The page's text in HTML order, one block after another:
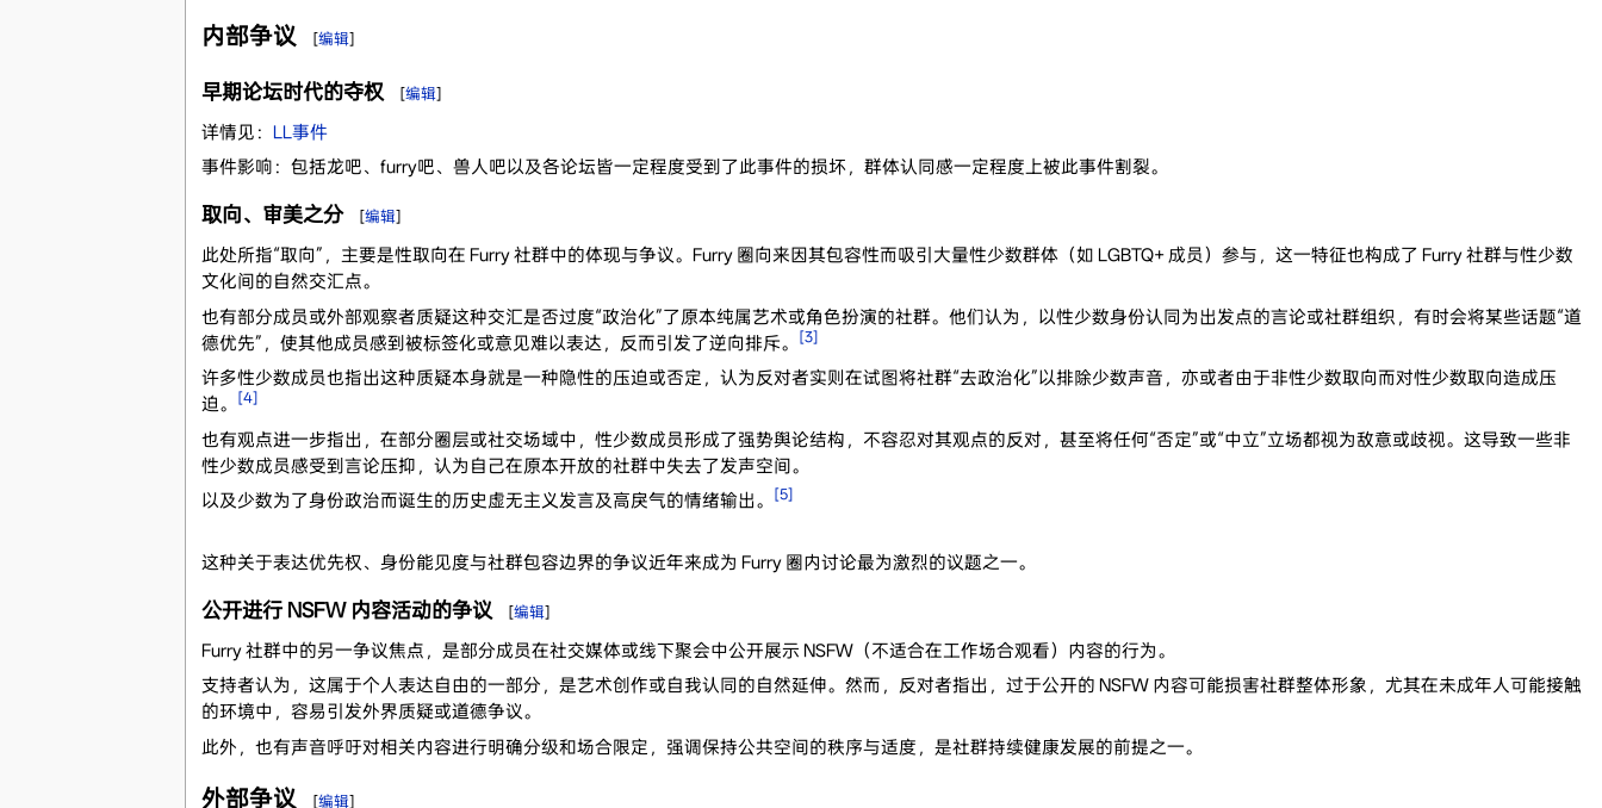
内部争议 [编辑]
早期论坛时代的夺权 [编辑]
详情见： LL事件
事件影响：包括龙吧、furry吧、兽人吧以及各论坛皆一定程度受到了此事件的损坏，群体认同感一定程度上被此事件割裂。
取向、审美之分 [编辑]
此处所指“取向”，主要是性取向在 Furry 社群中的体现与争议。Furry 圈向来因其包容性而吸引大量性少数群体（如 LGBTQ+ 成员）参与，这一特征也构成了 Furry 社群与性少数
文化间的自然交汇点。
也有部分成员或外部观察者质疑这种交汇是否过度“政治化”了原本纯属艺术或角色扮演的社群。他们认为，以性少数身份认同为出发点的言论或社群组织，有时会将某些话题“道
德优先”，使其他成员感到被标签化或意见难以表达，反而引发了逆向排斥。
[3]
许多性少数成员也指出这种质疑本身就是一种隐性的压迫或否定，认为反对者实则在试图将社群“去政治化”以排除少数声音，亦或者由于非性少数取向而对性少数取向造成压
迫。
[4]
也有观点进一步指出，在部分圈层或社交场域中，性少数成员形成了强势舆论结构，不容忍对其观点的反对，甚至将任何“否定”或“中立”立场都视为敌意或歧视。这导致一些非
性少数成员感受到言论压抑，认为自己在原本开放的社群中失去了发声空间。
以及少数为了身份政治而诞生的历史虚无主义发言及高戾气的情绪输出。
[5]
这种关于表达优先权、身份能见度与社群包容边界的争议近年来成为 Furry 圈内讨论最为激烈的议题之一。
公开进行 NSFW 内容活动的争议 [编辑]
Furry 社群中的另一争议焦点，是部分成员在社交媒体或线下聚会中公开展示 NSFW（不适合在工作场合观看）内容的行为。
支持者认为，这属于个人表达自由的一部分，是艺术创作或自我认同的自然延伸。然而，反对者指出，过于公开的 NSFW 内容可能损害社群整体形象，尤其在未成年人可能接触
的环境中，容易引发外界质疑或道德争议。
此外，也有声音呼吁对相关内容进行明确分级和场合限定，强调保持公共空间的秩序与适度，是社群持续健康发展的前提之一。
外部争议 [编辑]